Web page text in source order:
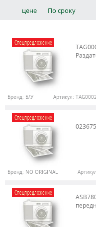
цене
По сроку
Спецпредложение
Бренд: Б/У Артикул:
Спецпредложение
Бренд: NO ORIGINAL
Спецпредложение